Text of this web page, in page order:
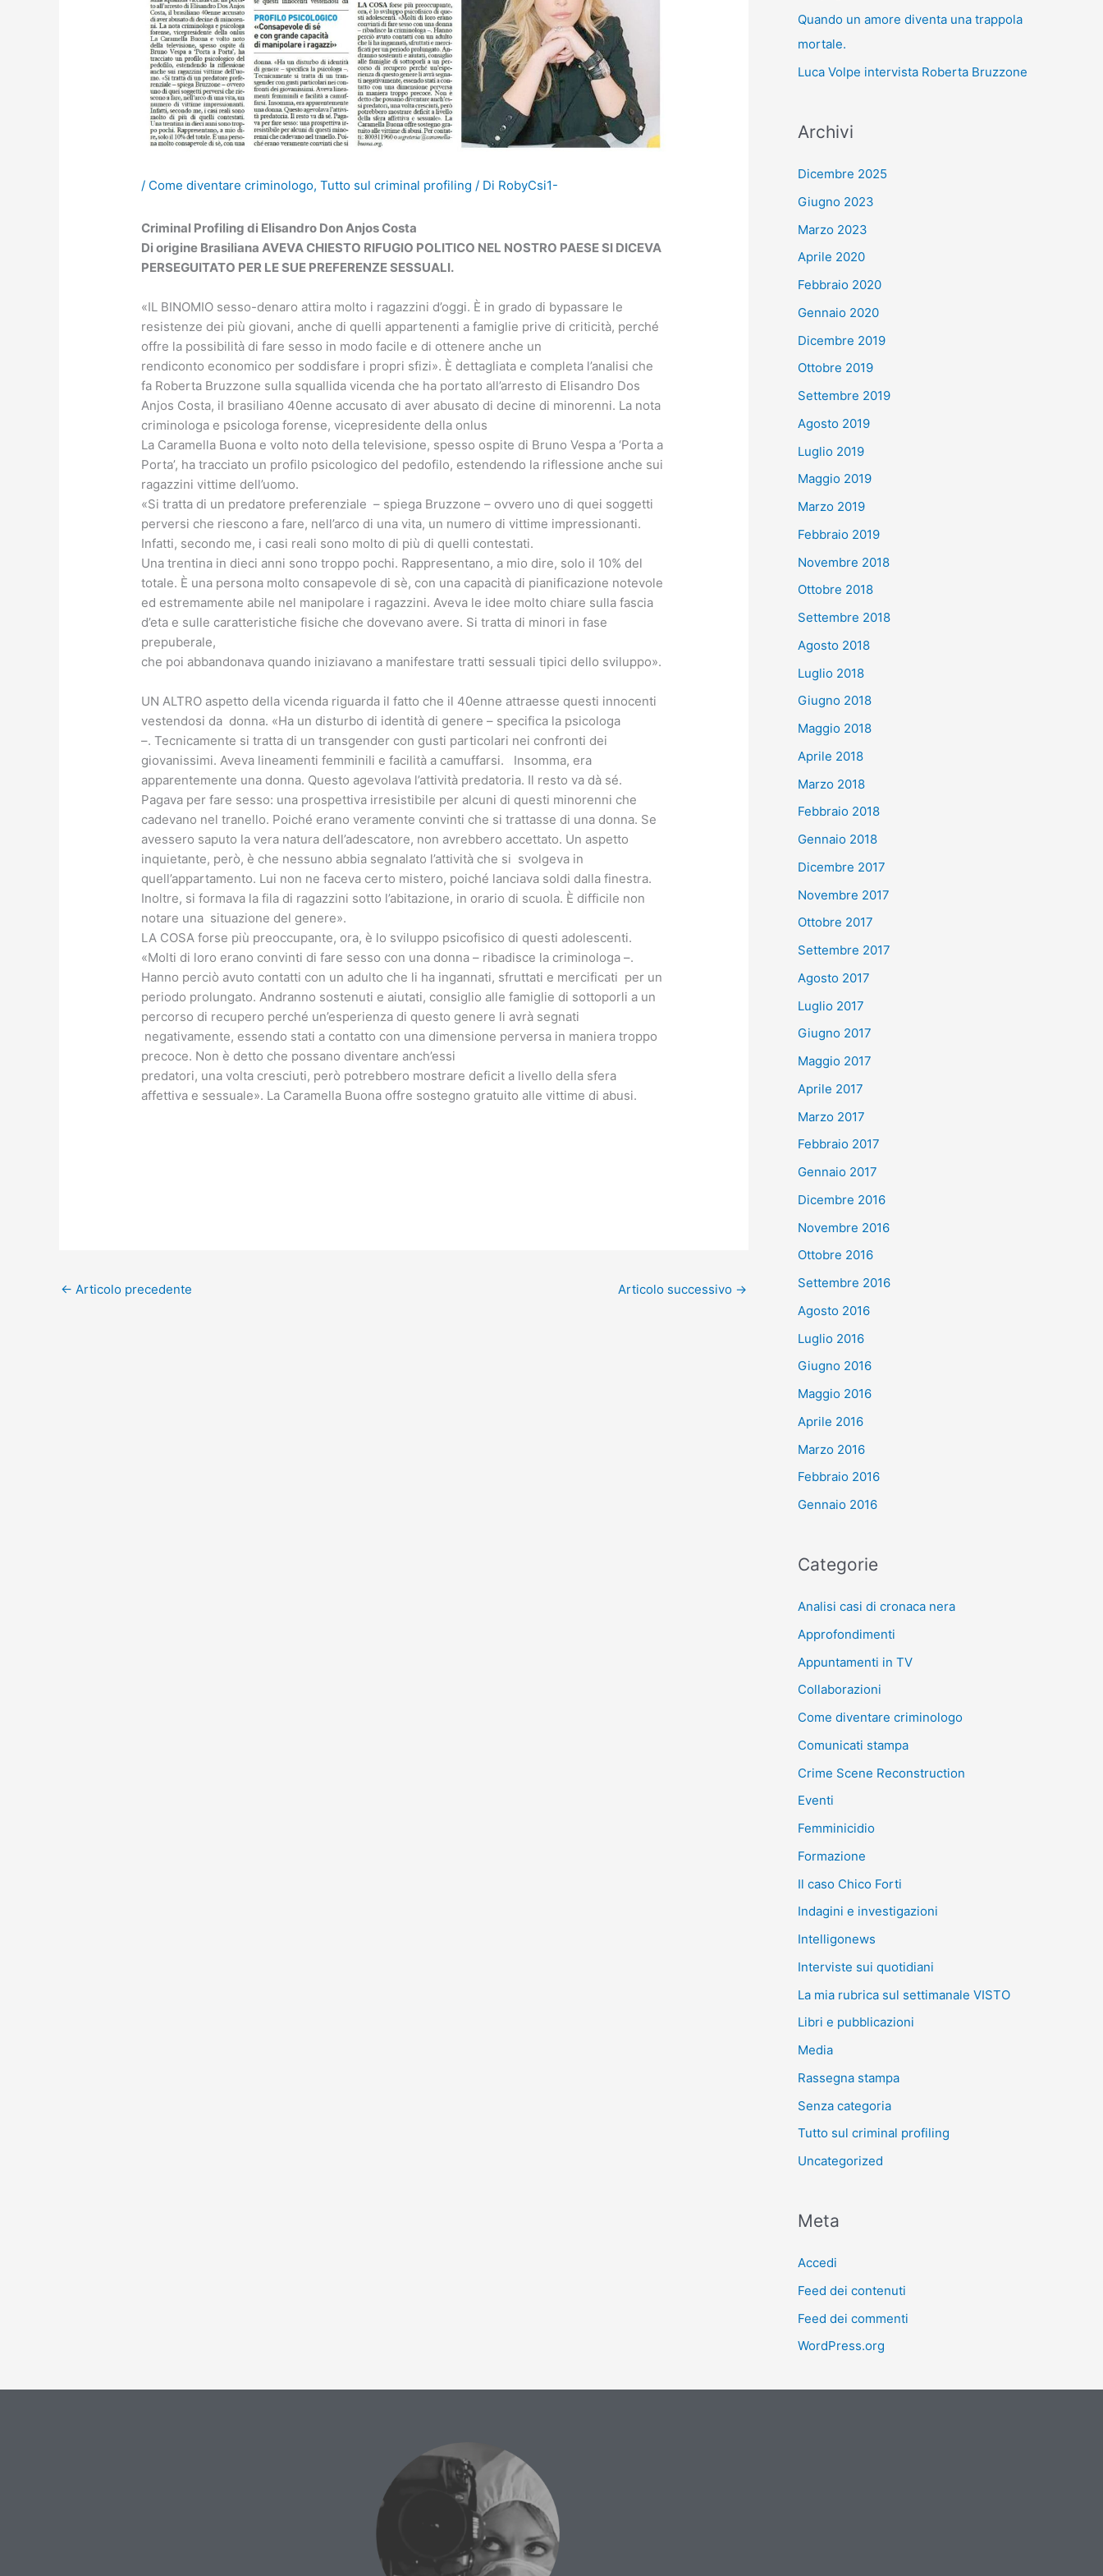
/ Come diventare criminologo,Tutto sul criminal profiling / Di RobyCsi1-
Criminal Profiling di Elisandro Don Anjos Costa
Di origine Brasiliana AVEVA CHIESTO RIFUGIO POLITICO NEL NOSTRO PAESE SI DICEVA
PERSEGUITATO PER LE SUE PREFERENZE SESSUALI.
«IL BINOMIO sesso-denaro attira molto i ragazzini d’oggi. È in grado di bypassare le
resistenze dei più giovani, anche di quelli appartenenti a famiglie prive di criticità, perché
offre la possibilità di fare sesso in modo facile e di ottenere anche un
rendiconto economico per soddisfare i propri sfizi». È dettagliata e completa l’analisi che
fa Roberta Bruzzone sulla squallida vicenda che ha portato all’arresto di Elisandro Dos
Anjos Costa, il brasiliano 40enne accusato di aver abusato di decine di minorenni. La nota
criminologa e psicologa forense, vicepresidente della onlus
La Caramella Buona e volto noto della televisione, spesso ospite di Bruno Vespa a ‘Porta a
Porta’, ha tracciato un profilo psicologico del pedofilo, estendendo la riflessione anche sui
ragazzini vittime dell’uomo.
«Si tratta di un predatore preferenziale – spiega Bruzzone – ovvero uno di quei soggetti
perversi che riescono a fare, nell’arco di una vita, un numero di vittime impressionanti.
Infatti, secondo me, i casi reali sono molto di più di quelli contestati.
Una trentina in dieci anni sono troppo pochi. Rappresentano, a mio dire, solo il 10% del
totale. È una persona molto consapevole di sè, con una capacità di pianificazione notevole
ed estremamente abile nel manipolare i ragazzini. Aveva le idee molto chiare sulla fascia
d’eta e sulle caratteristiche fisiche che dovevano avere. Si tratta di minori in fase
prepuberale,
che poi abbandonava quando iniziavano a manifestare tratti sessuali tipici dello sviluppo».
UN ALTRO aspetto della vicenda riguarda il fatto che il 40enne attraesse questi innocenti
vestendosi da donna. «Ha un disturbo di identità di genere – specifica la psicologa
–. Tecnicamente si tratta di un transgender con gusti particolari nei confronti dei
giovanissimi. Aveva lineamenti femminili e facilità a camuffarsi. Insomma, era
apparentemente una donna. Questo agevolava l’attività predatoria. Il resto va dà sé.
Pagava per fare sesso: una prospettiva irresistibile per alcuni di questi minorenni che
cadevano nel tranello. Poiché erano veramente convinti che si trattasse di una donna. Se
avessero saputo la vera natura dell’adescatore, non avrebbero accettato. Un aspetto
inquietante, però, è che nessuno abbia segnalato l’attività che si svolgeva in
quell’appartamento. Lui non ne faceva certo mistero, poiché lanciava soldi dalla finestra.
Inoltre, si formava la fila di ragazzini sotto l’abitazione, in orario di scuola. È difficile non
notare una situazione del genere».
LA COSA forse più preoccupante, ora, è lo sviluppo psicofisico di questi adolescenti.
«Molti di loro erano convinti di fare sesso con una donna – ribadisce la criminologa –.
Hanno perciò avuto contatti con un adulto che li ha ingannati, sfruttati e mercificati per un
periodo prolungato. Andranno sostenuti e aiutati, consiglio alle famiglie di sottoporli a un
percorso di recupero perché un’esperienza di questo genere li avrà segnati
negativamente, essendo stati a contatto con una dimensione perversa in maniera troppo
precoce. Non è detto che possano diventare anch’essi
predatori, una volta cresciuti, però potrebbero mostrare deficit a livello della sfera
affettiva e sessuale». La Caramella Buona offre sostegno gratuito alle vittime di abusi.
← Articolo precedente Articolo successivo →
Quando un amore diventa una trappola
mortale.
Luca Volpe intervista Roberta Bruzzone
Archivi
Dicembre 2025
Giugno 2023
Marzo 2023
Aprile 2020
Febbraio 2020
Gennaio 2020
Dicembre 2019
Ottobre 2019
Settembre 2019
Agosto 2019
Luglio 2019
Maggio 2019
Marzo 2019
Febbraio 2019
Novembre 2018
Ottobre 2018
Settembre 2018
Agosto 2018
Luglio 2018
Giugno 2018
Maggio 2018
Aprile 2018
Marzo 2018
Febbraio 2018
Gennaio 2018
Dicembre 2017
Novembre 2017
Ottobre 2017
Settembre 2017
Agosto 2017
Luglio 2017
Giugno 2017
Maggio 2017
Aprile 2017
Marzo 2017
Febbraio 2017
Gennaio 2017
Dicembre 2016
Novembre 2016
Ottobre 2016
Settembre 2016
Agosto 2016
Luglio 2016
Giugno 2016
Maggio 2016
Aprile 2016
Marzo 2016
Febbraio 2016
Gennaio 2016
Categorie
Analisi casi di cronaca nera
Approfondimenti
Appuntamenti in TV
Collaborazioni
Come diventare criminologo
Comunicati stampa
Crime Scene Reconstruction
Eventi
Femminicidio
Formazione
Il caso Chico Forti
Indagini e investigazioni
Intelligonews
Interviste sui quotidiani
La mia rubrica sul settimanale VISTO
Libri e pubblicazioni
Media
Rassegna stampa
Senza categoria
Tutto sul criminal profiling
Uncategorized
Meta
Accedi
Feed dei contenuti
Feed dei commenti
WordPress.org